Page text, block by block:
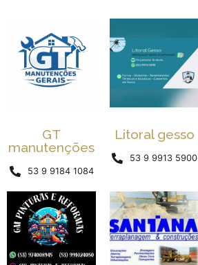
GT
manutenções
53 9 9184 1084
Litoral gesso
53 9 9913 5900